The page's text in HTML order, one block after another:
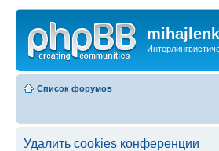
Список форумов
Удалить cookies конференции